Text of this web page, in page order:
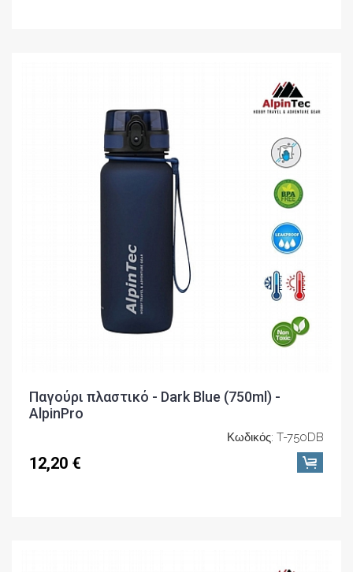
Παγούρι πλαστικό - Dark Blue (750ml) -
AlpinPro
Κωδικός: T-750DB
12,20 €